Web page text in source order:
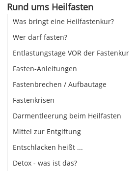
Rund ums Heilfasten
Was bringt eine Heilfastenkur?
Wer darf fasten?
Entlastungstage VOR der Fastenkur
Fasten-Anleitungen
Fastenbrechen / Aufbautage
Fastenkrisen
Darmentleerung beim Heilfasten
Mittel zur Entgiftung
Entschlacken heißt ...
Detox - was ist das?